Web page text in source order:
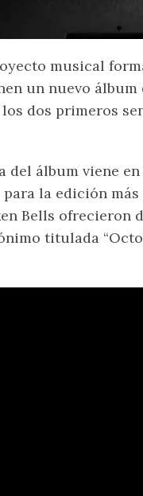
musical
un nuevo
dos primeros
del álbum viene
la edición
Bells ofrecieron
titulada